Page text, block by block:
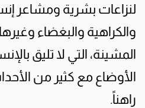
لنزاعات بشرية ومشاعر
والكراهية والبغضاء
المشينة، التي لا تليق
الأوضاع مع كثير من
راهناً.